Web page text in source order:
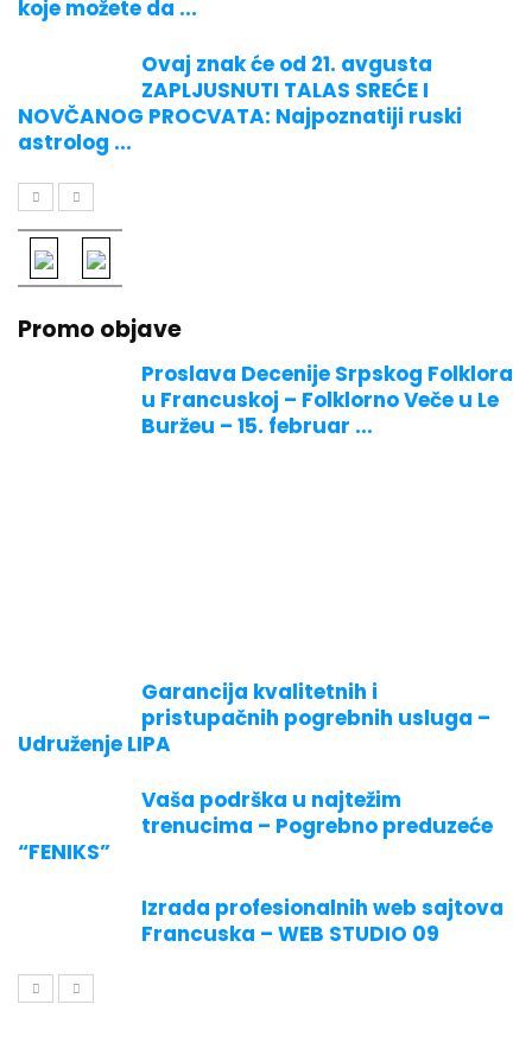
koje možete da ...
Ovaj znak će od 21. avgusta
ZAPLJUSNUTI TALAS SREĆE I
NOVČANOG PROCVATA: Najpoznatiji ruski
astrolog ...
Promo objave
Proslava Decenije Srpskog Folklora
u Francuskoj – Folklorno Veče u Le
Buržeu – 15. februar ...
Garancija kvalitetnih i
pristupačnih pogrebnih usluga –
Udruženje LIPA
Vaša podrška u najtežim
trenucima – Pogrebno preduzeće
“FENIKS”
Izrada profesionalnih web sajtova
Francuska – WEB STUDIO 09